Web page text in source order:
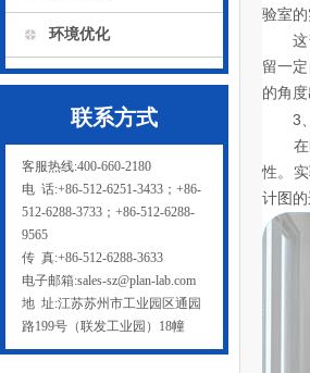
环境优化
联系方式
客服热线:400-660-2180
电 话:+86-512-6251-3433；+86-
512-6288-3733；+86-512-6288-
9565
传 真:+86-512-6288-3633
电子邮箱:sales-sz@plan-lab.com
地 址:江苏苏州市工业园区通园
路199号（联发工业园）18幢
验室的
这部
留一定
的角度
3
在区
性
计图的